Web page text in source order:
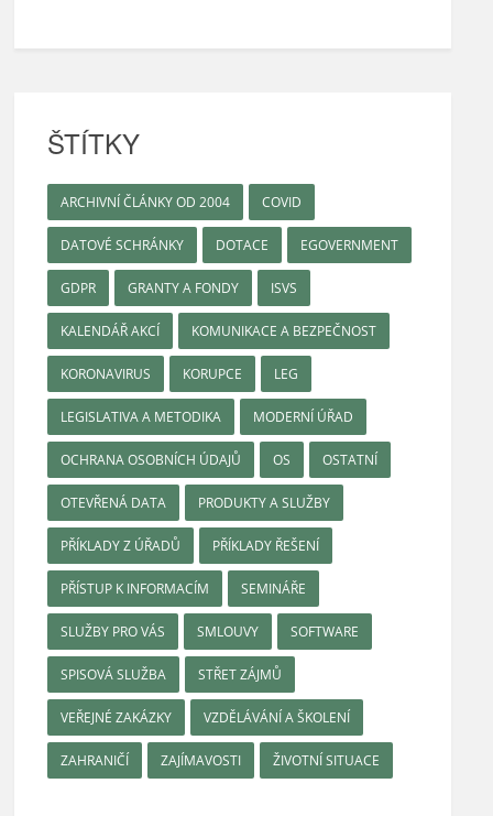
ŠTÍTKY
ARCHIVNÍ ČLÁNKY OD 2004 COVID
DATOVÉ SCHRÁNKY DOTACE EGOVERNMENT
GDPR GRANTY A FONDY ISVS
KALENDÁŘ AKCÍ KOMUNIKACE A BEZPEČNOST
KORONAVIRUS KORUPCE LEG
LEGISLATIVA A METODIKA MODERNÍ ÚŘAD
OCHRANA OSOBNÍCH ÚDAJŮ OS OSTATNÍ
OTEVŘENÁ DATA PRODUKTY A SLUŽBY
PŘÍKLADY Z ÚŘADŮ PŘÍKLADY ŘEŠENÍ
PŘÍSTUP K INFORMACÍM SEMINÁŘE
SLUŽBY PRO VÁS SMLOUVY SOFTWARE
SPISOVÁ SLUŽBA STŘET ZÁJMŮ
VEŘEJNÉ ZAKÁZKY VZDĚLÁVÁNÍ A ŠKOLENÍ
ZAHRANIČÍ ZAJÍMAVOSTI ŽIVOTNÍ SITUACE